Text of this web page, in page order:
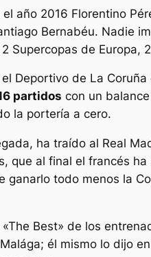
año 2016 Florentino
Bernabéu. Nadie
Supercopas de Europa,
Deportivo de La
partidos con un
la portería a cero.
ha traído al Real
que al final el francés
ganarlo todo menos la
Best» de los
él mismo lo dijo